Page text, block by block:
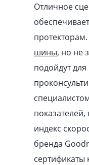
Отличное
шины, но не
подойдут
показателей,
индекс
бренда
сертификаты